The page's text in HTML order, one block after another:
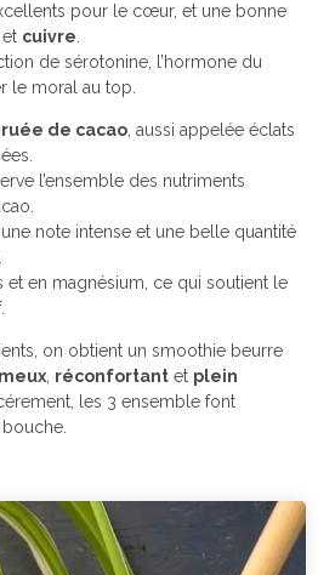
pour le cœur, et une bonne
et cuivre
de sérotonine, l’hormone du
le moral au top.
de cacao , aussi appelée éclats
l’ensemble des nutriments
, une note intense et une belle quantité
et en magnésium, ce qui soutient le
on obtient un smoothie beurre
réconfortant et plein
les 3 ensemble font